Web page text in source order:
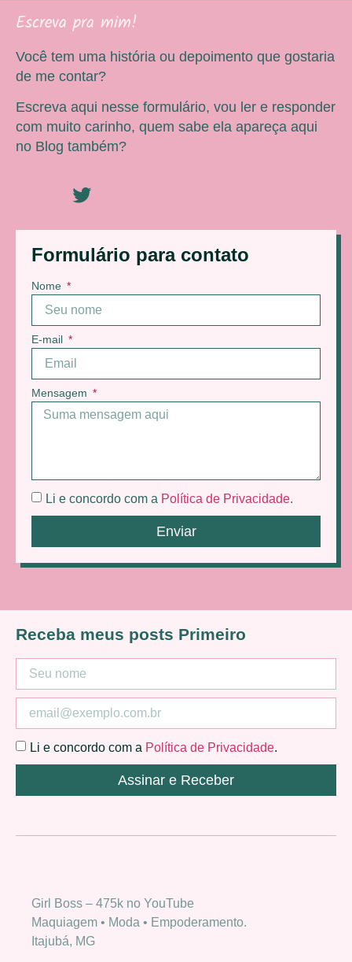
Formulário para contato
Nome
E-mail
Mensagem
Li e concordo com a Política de Privacidade.
Enviar
Escreva pra mim!
Você tem uma história ou depoimento que gostaria
de me contar?
Escreva aqui nesse formulário, vou ler e responder
com muito carinho, quem sabe ela apareça aqui
no Blog também?
Girl Boss – 475k no YouTube
Maquiagem • Moda • Empoderamento.
Itajubá, MG
Receba meus posts Primeiro
Li e concordo com a Política de Privacidade.
Assinar e Receber